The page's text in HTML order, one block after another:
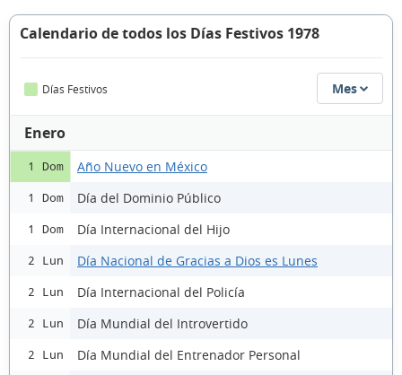
Calendario de todos los Días Festivos 1978
Días Festivos Mes
Enero
1 Dom Año Nuevo en México
1 Dom Día del Dominio Público
1 Dom Día Internacional del Hijo
2 Lun Día Nacional de Gracias a Dios es Lunes
2 Lun Día Internacional del Policía
2 Lun Día Mundial del Introvertido
2 Lun Día Mundial del Entrenador Personal